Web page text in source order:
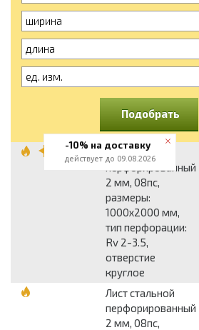
ширина
длина
ед. изм.
Подобрать
Лист стальной
перфорированный
2 мм, 08пс,
размеры:
1000x2000 мм,
тип перфорации:
Rv 2-3.5,
отверстие
круглое
Лист стальной
перфорированный
2 мм, 08пс,
-10% на доставку
действует до 09.08.2026